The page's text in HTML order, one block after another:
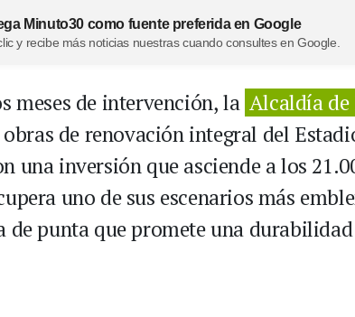
Minuto30 como fuente preferida en Google
y recibe más noticias nuestras cuando consultes en Google.
meses de intervención, la Alcaldía
de renovación integral del
una inversión que asciende a los
uno de sus escenarios más
de punta que promete una